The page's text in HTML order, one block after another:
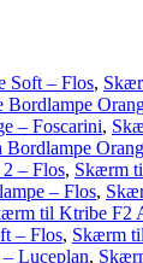
Soft – Flos,
– Foscarini,
– Flos, Skærm
– Flos,
til Ktribe F2
– Flos, Skærm
Luceplan,